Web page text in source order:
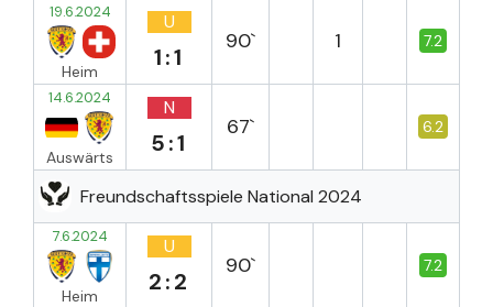
19.6.2024
Heim
U
1:1
90` 1 7.2
14.6.2024
Auswärts
N
5:1
67` 6.2
Freundschaftsspiele National 2024
7.6.2024
Heim
U
2:2
90` 7.2